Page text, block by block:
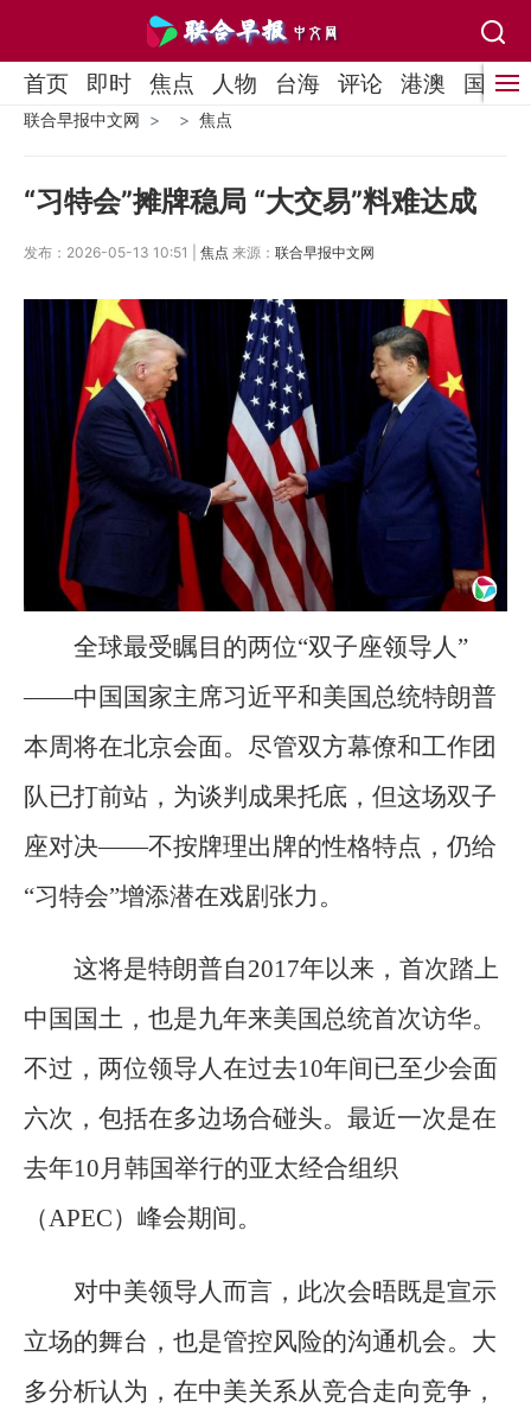
首页 即时 焦点 人物 台海 评论 港澳 国际
联合早报中文网 焦点
“习特会”摊牌稳局 “大交易”料难达成
发布：2026-05-13 10:51 | 焦点 来源： 联合早报中文网
全球最受瞩目的两位“双子座领导人”
——中国国家主席习近平和美国总统特朗普
本周将在北京会面。尽管双方幕僚和工作团
队已打前站，为谈判成果托底，但这场双子
座对决——不按牌理出牌的性格特点，仍给
“习特会”增添潜在戏剧张力。
这将是特朗普自2017年以来，首次踏上
中国国土，也是九年来美国总统首次访华。
不过，两位领导人在过去10年间已至少会面
六次，包括在多边场合碰头。最近一次是在
去年10月韩国举行的亚太经合组织
（APEC）峰会期间。
对中美领导人而言，此次会晤既是宣示
立场的舞台，也是管控风险的沟通机会。大
多分析认为，在中美关系从竞合走向竞争，